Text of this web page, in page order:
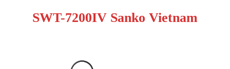
SWT-7200IV Sanko Vietnam